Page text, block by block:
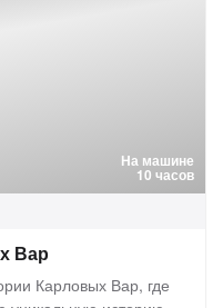
На машине
10 часов
Вар
Карловых Вар, где